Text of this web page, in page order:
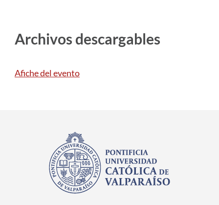
Archivos descargables
Afiche del evento